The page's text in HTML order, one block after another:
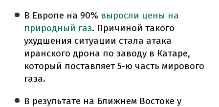
В Европе на 90% выросли цены на
природный газ. Причиной такого
ухудшения ситуации стала атака
иранского дрона по заводу в Катаре,
который поставляет 5-ю часть мирового
газа.
В результате на Ближнем Востоке у